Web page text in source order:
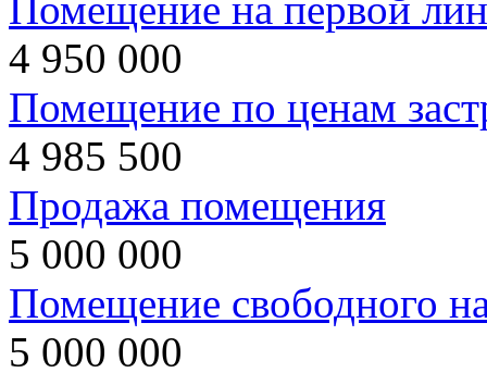
4 950 000
Помещение по ценам
4 985 500
Продажа помещения
5 000 000
Помещение свободного
5 000 000